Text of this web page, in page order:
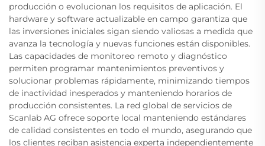
producción o evolucionan los requisitos de aplicación. El
hardware y software actualizable en campo garantiza que
las inversiones iniciales sigan siendo valiosas a medida que
avanza la tecnología y nuevas funciones están disponibles.
Las capacidades de monitoreo remoto y diagnóstico
permiten programar mantenimientos preventivos y
solucionar problemas rápidamente, minimizando tiempos
de inactividad inesperados y manteniendo horarios de
producción consistentes. La red global de servicios de
Scanlab AG ofrece soporte local manteniendo estándares
de calidad consistentes en todo el mundo, asegurando que
los clientes reciban asistencia experta independientemente